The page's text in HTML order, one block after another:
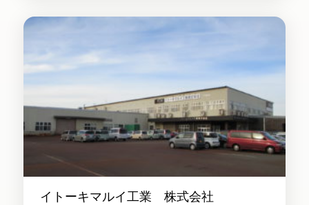
イトーキマルイ工業 株式会社